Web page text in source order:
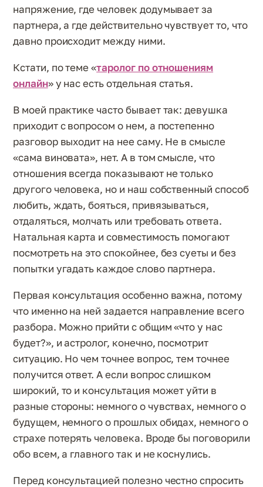
напряжение, где человек додумывает за
партнера, а где действительно чувствует то, что
давно происходит между ними.
Кстати, по теме «таролог по отношениям
онлайн» у нас есть отдельная статья.
В моей практике часто бывает так: девушка
приходит с вопросом о нем, а постепенно
разговор выходит на нее саму. Не в смысле
«сама виновата», нет. А в том смысле, что
отношения всегда показывают не только
другого человека, но и наш собственный способ
любить, ждать, бояться, привязываться,
отдаляться, молчать или требовать ответа.
Натальная карта и совместимость помогают
посмотреть на это спокойнее, без суеты и без
попытки угадать каждое слово партнера.
Первая консультация особенно важна, потому
что именно на ней задается направление всего
разбора. Можно прийти с общим «что у нас
будет?», и астролог, конечно, посмотрит
ситуацию. Но чем точнее вопрос, тем точнее
получится ответ. А если вопрос слишком
широкий, то и консультация может уйти в
разные стороны: немного о чувствах, немного о
будущем, немного о прошлых обидах, немного о
страхе потерять человека. Вроде бы поговорили
обо всем, а главного так и не коснулись.
Перед консультацией полезно честно спросить